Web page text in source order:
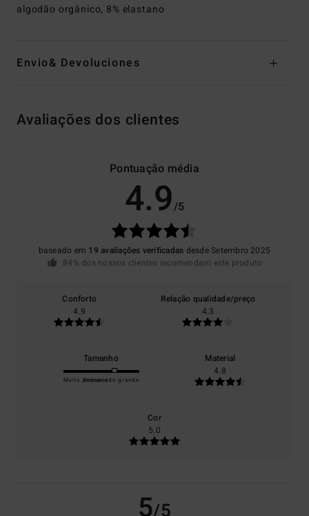
algodão orgânico, 8% elastano
Envio& Devoluciones
Avaliações dos clientes
Pontuação média
4.9/5
baseado em 19 avaliações verificadas desde Setembro 2025
84% dos nossos clientes recomendam este produto
Conforto
4.9
Relação qualidade/preço
4.3
Tamanho
Muito pequeno
Demasiado grande
Material
4.8
Cor
5.0
5